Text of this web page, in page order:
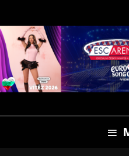
To
Content